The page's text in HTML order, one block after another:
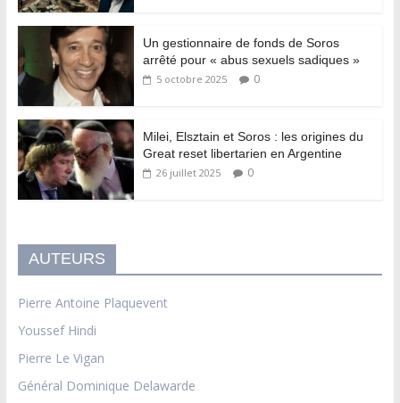
Un gestionnaire de fonds de Soros
arrêté pour « abus sexuels sadiques »
5 octobre 2025 0
Milei, Elsztain et Soros : les origines du
Great reset libertarien en Argentine
26 juillet 2025 0
AUTEURS
Pierre Antoine Plaquevent
Youssef Hindi
Pierre Le Vigan
Général Dominique Delawarde